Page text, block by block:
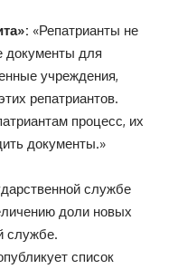
«Репатрианты не
документы для
учреждения,
репатриантов.
процесс, их
документы.»
службе
доли новых
службе.
список